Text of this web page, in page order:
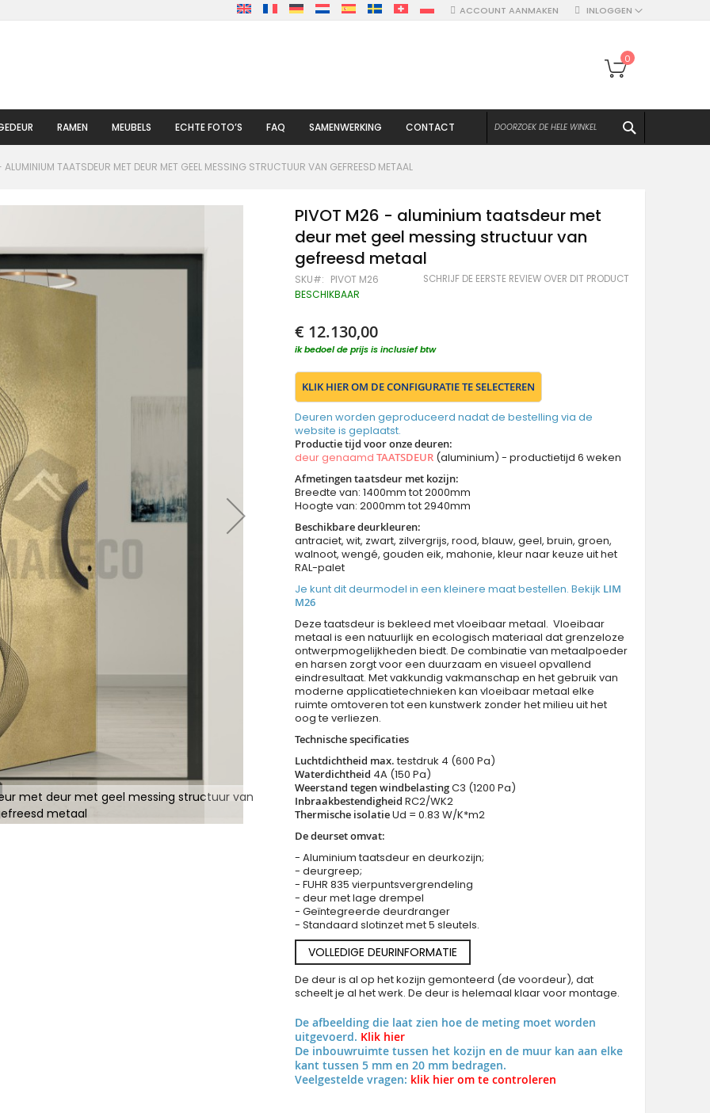
INLOGGEN
ACCOUNT AANMAKEN
Winkelwagen
0
RAMEN MEUBELS ECHTE FOTO’S FAQ SAMENWERKING CONTACT
TAATSDEUR MET DEUR MET GEEL MESSING STRUCTUUR VAN GEFREESD METAAL
met deur met geel messing structuur van
metaal
PIVOT M26 - aluminium taatsdeur met deur met geel messing
PIVOT M26 - aluminium taatsdeur met
deur met geel messing structuur van
gefreesd metaal
SKU PIVOT M26 SCHRIJF DE EERSTE REVIEW OVER DIT PRODUCT
BESCHIKBAAR
€ 12.130,00
ik bedoel de prijs is inclusief btw
KLIK HIER OM DE CONFIGURATIE TE SELECTEREN
Deuren worden geproduceerd nadat de bestelling via de
website is geplaatst.
Productie tijd voor onze deuren:
deur genaamdTAATSDEUR (aluminium) - productietijd 6 weken
Afmetingen taatsdeur met kozijn:
Breedte van: 1400mm tot 2000mm
Hoogte van: 2000mm tot 2940mm
Beschikbare deurkleuren:
antraciet, wit, zwart, zilvergrijs, rood, blauw, geel, bruin, groen,
walnoot, wengé, gouden eik, mahonie, kleur naar keuze uit het
RAL-palet
Je kunt dit deurmodel in een kleinere maat bestellen. Bekijk LIM
M26
Deze taatsdeur is bekleed met vloeibaar metaal. Vloeibaar
metaal is een natuurlijk en ecologisch materiaal dat grenzeloze
ontwerpmogelijkheden biedt. De combinatie van metaalpoeder
en harsen zorgt voor een duurzaam en visueel opvallend
eindresultaat. Met vakkundig vakmanschap en het gebruik van
moderne applicatietechnieken kan vloeibaar metaal elke
ruimte omtoveren tot een kunstwerk zonder het milieu uit het
oog te verliezen.
Technische specificaties
Luchtdichtheid max.testdruk 4 (600 Pa)
Waterdichtheid 4A (150 Pa)
Weerstand tegen windbelastingC3 (1200 Pa)
Inbraakbestendigheid RC2/WK2
Thermische isolatieUd = 0.83 W/K*m2
De deurset omvat:
- Aluminium taatsdeur en deurkozijn;
- deurgreep;
- FUHR 835 vierpuntsvergrendeling
- deur met lage drempel
- Geïntegreerde deurdranger
- Standaard slotinzet met 5 sleutels.
VOLLEDIGE DEURINFORMATIE
De deur is al op het kozijn gemonteerd (de voordeur), dat
scheelt je al het werk. De deur is helemaal klaar voor montage.
De afbeelding die laat zien hoe de meting moet worden
uitgevoerd. Klik hier
De inbouwruimte tussen het kozijn en de muur kan aan elke
kant tussen 5 mm en 20 mm bedragen.
Veelgestelde vragen: klik hier om te controleren